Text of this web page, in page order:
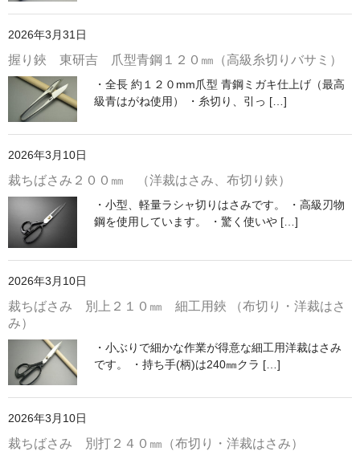
2026年3月31日
握り鋏 東研吉 爪型青鋼１２０㎜（高級糸切りバサミ）
・全長 約１２０mm爪型 青鋼ミガキ仕上げ（最高
級青はがね使用） ・糸切り、引っ […]
2026年3月10日
裁ちばさみ２００㎜ （洋裁はさみ、布切り鋏）
・小型、軽量ラシャ切りはさみです。 ・高級刃物
鋼を使用しています。 ・驚く使いや […]
2026年3月10日
裁ちばさみ 別上２１０㎜ 細工用鋏 （布切り・洋裁はさ
み）
・小ぶりで細かな作業が得意な細工用洋裁はさみ
です。 ・持ち手(柄)は240㎜クラ […]
2026年3月10日
裁ちばさみ 別打２４０㎜（布切り・洋裁はさみ）